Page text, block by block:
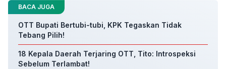
BACA JUGA
OTT Bupati Bertubi-tubi, KPK Tegaskan Tidak
Tebang Pilih!
18 Kepala Daerah Terjaring OTT, Tito: Introspeksi
Sebelum Terlambat!